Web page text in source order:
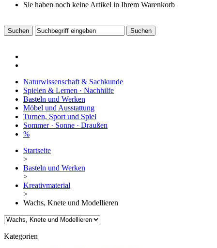
Sie haben noch keine Artikel in Ihrem Warenkorb
Naturwissenschaft & Sachkunde
Spielen & Lernen · Nachhilfe
Basteln und Werken
Möbel und Ausstattung
Turnen, Sport und Spiel
Sommer · Sonne · Draußen
%
Startseite
>
Basteln und Werken
>
Kreativmaterial
>
Wachs, Knete und Modellieren
Kategorien